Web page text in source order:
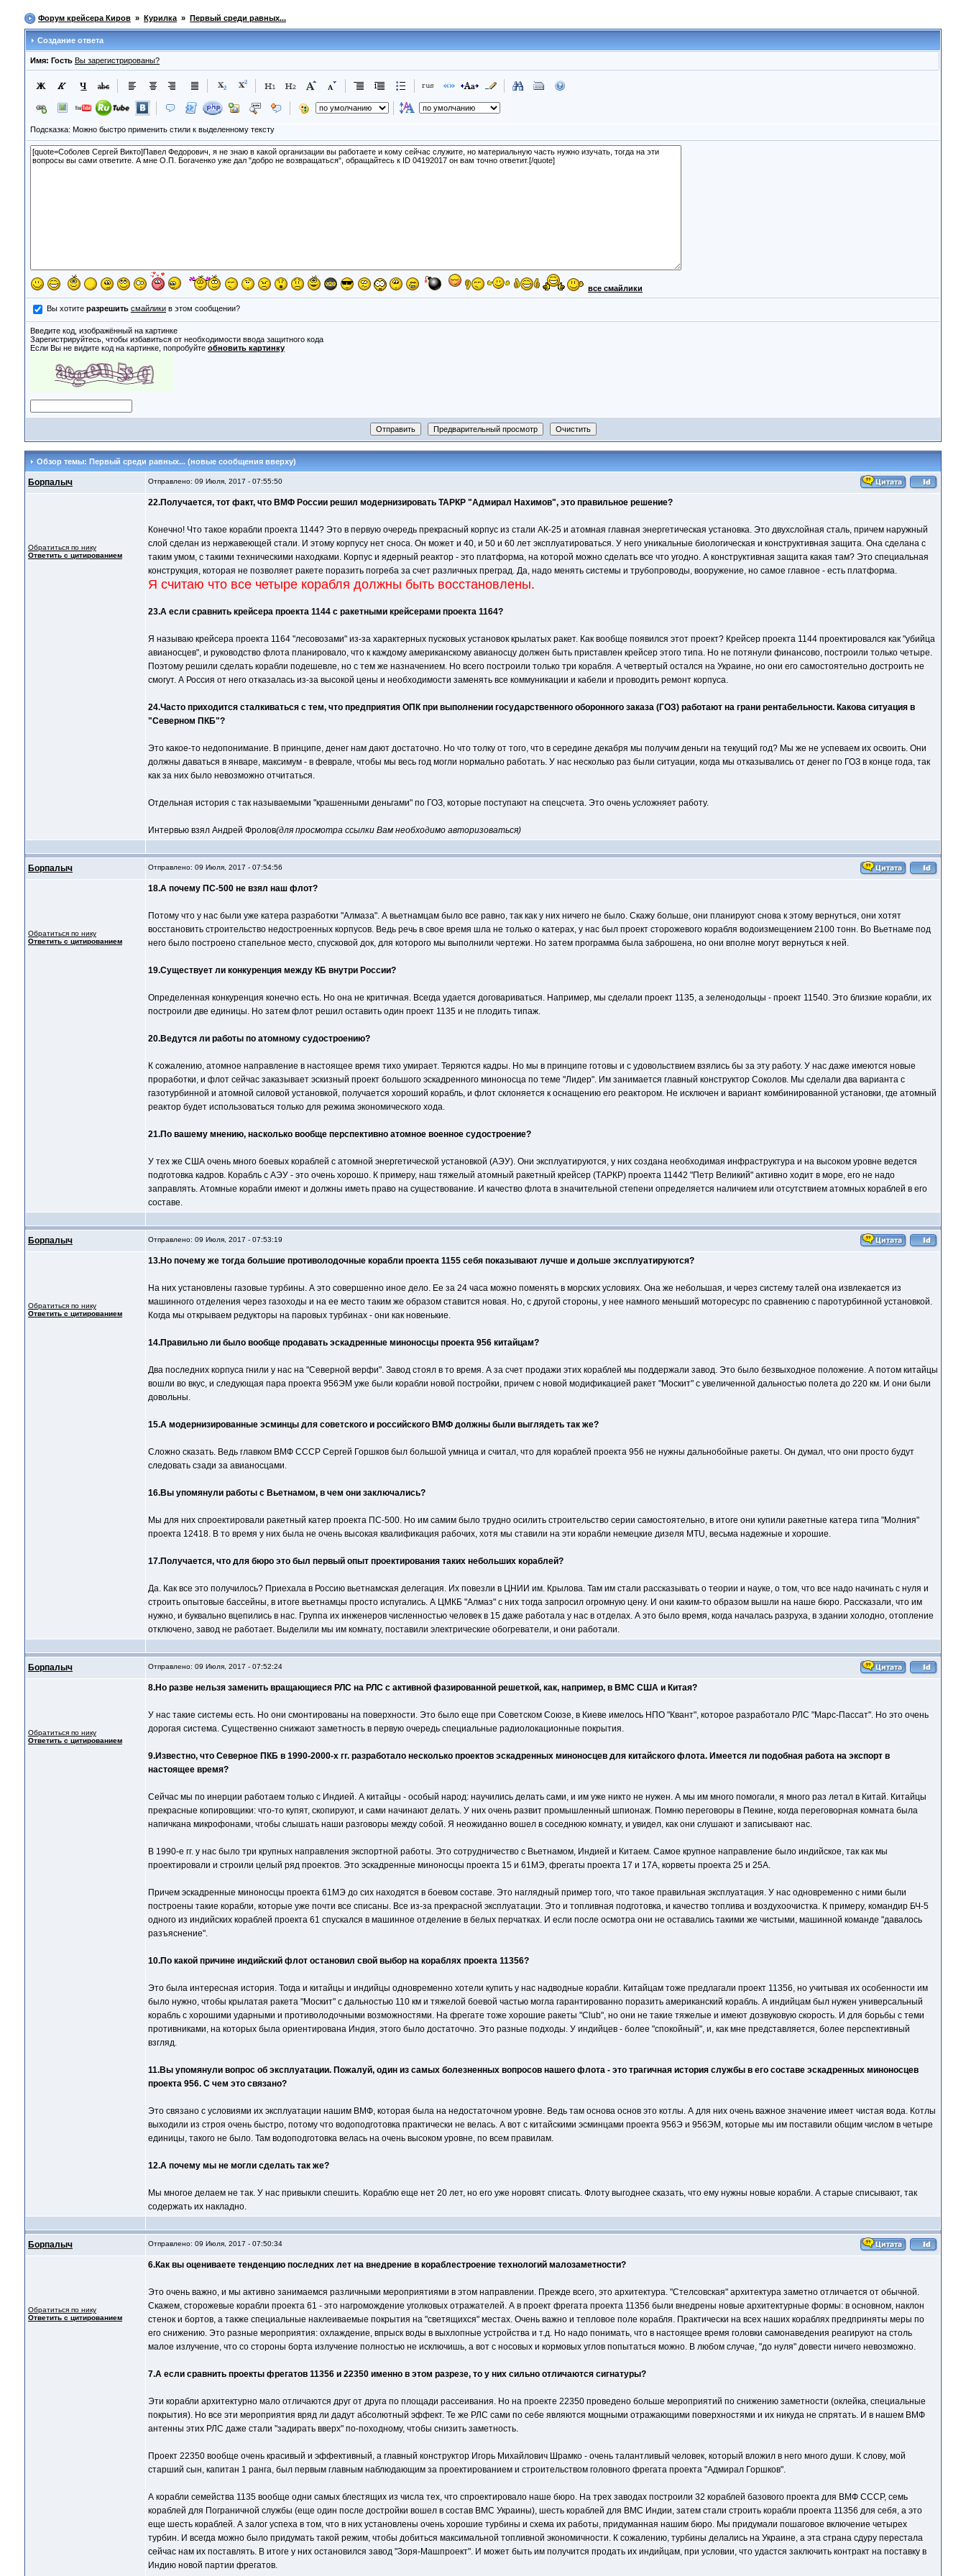
Форум крейсера Киров » Курилка » Первый среди равных...
Создание ответа
Имя: Гость Вы зарегистрированы?
Подсказка: Можно быстро применить стили к выделенному тексту
все смайлики
Вы хотите разрешить смайлики в этом сообщении?
Введите код, изображённый на картинке
Зарегистрируйтесь, чтобы избавиться от необходимости ввода защитного кода
Если Вы не видите код на картинке, попробуйте обновить картинку
Обзор темы: Первый среди равных... (новые сообщения вверху)
Борпалыч Отправлено: 09 Июля, 2017 - 07:55:50
Обратиться по нику
Ответить с цитированием
22.Получается, тот факт, что ВМФ России решил модернизировать ТАРКР "Адмирал Нахимов", это правильное решение?
Конечно! Что такое корабли проекта 1144? Это в первую очередь прекрасный корпус из стали АК-25 и атомная главная энергетическая установка. Это двухслойная сталь, причем наружный
слой сделан из нержавеющей стали. И этому корпусу нет сноса. Он может и 40, и 50 и 60 лет эксплуатироваться. У него уникальные биологическая и конструктивная защита. Она сделана с
таким умом, с такими техническими находками. Корпус и ядерный реактор - это платформа, на которой можно сделать все что угодно. А конструктивная защита какая там? Это специальная
конструкция, которая не позволяет ракете поразить погреба за счет различных преград. Да, надо менять системы и трубопроводы, вооружение, но самое главное - есть платформа.
Я считаю что все четыре корабля должны быть восстановлены.
23.А если сравнить крейсера проекта 1144 с ракетными крейсерами проекта 1164?
Я называю крейсера проекта 1164 "лесовозами" из-за характерных пусковых установок крылатых ракет. Как вообще появился этот проект? Крейсер проекта 1144 проектировался как "убийца
авианосцев", и руководство флота планировало, что к каждому американскому авианосцу должен быть приставлен крейсер этого типа. Но не потянули финансово, построили только четыре.
Поэтому решили сделать корабли подешевле, но с тем же назначением. Но всего построили только три корабля. А четвертый остался на Украине, но они его самостоятельно достроить не
смогут. А Россия от него отказалась из-за высокой цены и необходимости заменять все коммуникации и кабели и проводить ремонт корпуса.
24.Часто приходится сталкиваться с тем, что предприятия ОПК при выполнении государственного оборонного заказа (ГОЗ) работают на грани рентабельности. Какова ситуация в
"Северном ПКБ"?
Это какое-то недопонимание. В принципе, денег нам дают достаточно. Но что толку от того, что в середине декабря мы получим деньги на текущий год? Мы же не успеваем их освоить. Они
должны даваться в январе, максимум - в феврале, чтобы мы весь год могли нормально работать. У нас несколько раз были ситуации, когда мы отказывались от денег по ГОЗ в конце года, так
как за них было невозможно отчитаться.
Отдельная история с так называемыми "крашенными деньгами" по ГОЗ, которые поступают на спецсчета. Это очень усложняет работу.
Интервью взял Андрей Фролов(для просмотра ссылки Вам необходимо авторизоваться)
Борпалыч Отправлено: 09 Июля, 2017 - 07:54:56
Обратиться по нику
Ответить с цитированием
18.А почему ПС-500 не взял наш флот?
Потому что у нас были уже катера разработки "Алмаза". А вьетнамцам было все равно, так как у них ничего не было. Скажу больше, они планируют снова к этому вернуться, они хотят
восстановить строительство недостроенных корпусов. Ведь речь в свое время шла не только о катерах, у нас был проект сторожевого корабля водоизмещением 2100 тонн. Во Вьетнаме под
него было построено стапельное место, спусковой док, для которого мы выполнили чертежи. Но затем программа была заброшена, но они вполне могут вернуться к ней.
19.Существует ли конкуренция между КБ внутри России?
Определенная конкуренция конечно есть. Но она не критичная. Всегда удается договариваться. Например, мы сделали проект 1135, а зеленодольцы - проект 11540. Это близкие корабли, их
построили две единицы. Но затем флот решил оставить один проект 1135 и не плодить типаж.
20.Ведутся ли работы по атомному судостроению?
К сожалению, атомное направление в настоящее время тихо умирает. Теряются кадры. Но мы в принципе готовы и с удовольствием взялись бы за эту работу. У нас даже имеются новые
проработки, и флот сейчас заказывает эскизный проект большого эскадренного миноносца по теме "Лидер". Им занимается главный конструктор Соколов. Мы сделали два варианта с
газотурбинной и атомной силовой установкой, получается хороший корабль, и флот склоняется к оснащению его реактором. Не исключен и вариант комбинированной установки, где атомный
реактор будет использоваться только для режима экономического хода.
21.По вашему мнению, насколько вообще перспективно атомное военное судостроение?
У тех же США очень много боевых кораблей с атомной энергетической установкой (АЭУ). Они эксплуатируются, у них создана необходимая инфраструктура и на высоком уровне ведется
подготовка кадров. Корабль с АЭУ - это очень хорошо. К примеру, наш тяжелый атомный ракетный крейсер (ТАРКР) проекта 11442 "Петр Великий" активно ходит в море, его не надо
заправлять. Атомные корабли имеют и должны иметь право на существование. И качество флота в значительной степени определяется наличием или отсутствием атомных кораблей в его
составе.
Борпалыч Отправлено: 09 Июля, 2017 - 07:53:19
Обратиться по нику
Ответить с цитированием
13.Но почему же тогда большие противолодочные корабли проекта 1155 себя показывают лучше и дольше эксплуатируются?
На них установлены газовые турбины. А это совершенно иное дело. Ее за 24 часа можно поменять в морских условиях. Она же небольшая, и через систему талей она извлекается из
машинного отделения через газоходы и на ее место таким же образом ставится новая. Но, с другой стороны, у нее намного меньший моторесурс по сравнению с паротурбинной установкой.
Когда мы открываем редукторы на паровых турбинах - они как новенькие.
14.Правильно ли было вообще продавать эскадренные миноносцы проекта 956 китайцам?
Два последних корпуса гнили у нас на "Северной верфи". Завод стоял в то время. А за счет продажи этих кораблей мы поддержали завод. Это было безвыходное положение. А потом китайцы
вошли во вкус, и следующая пара проекта 956ЭМ уже были корабли новой постройки, причем с новой модификацией ракет "Москит" с увеличенной дальностью полета до 220 км. И они были
довольны.
15.А модернизированные эсминцы для советского и российского ВМФ должны были выглядеть так же?
Сложно сказать. Ведь главком ВМФ СССР Сергей Горшков был большой умница и считал, что для кораблей проекта 956 не нужны дальнобойные ракеты. Он думал, что они просто будут
следовать сзади за авианосцами.
16.Вы упомянули работы с Вьетнамом, в чем они заключались?
Мы для них спроектировали ракетный катер проекта ПС-500. Но им самим было трудно осилить строительство серии самостоятельно, в итоге они купили ракетные катера типа "Молния"
проекта 12418. В то время у них была не очень высокая квалификация рабочих, хотя мы ставили на эти корабли немецкие дизеля MTU, весьма надежные и хорошие.
17.Получается, что для бюро это был первый опыт проектирования таких небольших кораблей?
Да. Как все это получилось? Приехала в Россию вьетнамская делегация. Их повезли в ЦНИИ им. Крылова. Там им стали рассказывать о теории и науке, о том, что все надо начинать с нуля и
строить опытовые бассейны, в итоге вьетнамцы просто испугались. А ЦМКБ "Алмаз" с них тогда запросил огромную цену. И они каким-то образом вышли на наше бюро. Рассказали, что им
нужно, и буквально вцепились в нас. Группа их инженеров численностью человек в 15 даже работала у нас в отделах. А это было время, когда началась разруха, в здании холодно, отопление
отключено, завод не работает. Выделили мы им комнату, поставили электрические обогреватели, и они работали.
Борпалыч Отправлено: 09 Июля, 2017 - 07:52:24
Обратиться по нику
Ответить с цитированием
8.Но разве нельзя заменить вращающиеся РЛС на РЛС с активной фазированной решеткой, как, например, в ВМС США и Китая?
У нас такие системы есть. Но они смонтированы на поверхности. Это было еще при Советском Союзе, в Киеве имелось НПО "Квант", которое разработало РЛС "Марс-Пассат". Но это очень
дорогая система. Существенно снижают заметность в первую очередь специальные радиолокационные покрытия.
9.Известно, что Северное ПКБ в 1990-2000-х гг. разработало несколько проектов эскадренных миноносцев для китайского флота. Имеется ли подобная работа на экспорт в
настоящее время?
Сейчас мы по инерции работаем только с Индией. А китайцы - особый народ: научились делать сами, и им уже никто не нужен. А мы им много помогали, я много раз летал в Китай. Китайцы
прекрасные копировщики: что-то купят, скопируют, и сами начинают делать. У них очень развит промышленный шпионаж. Помню переговоры в Пекине, когда переговорная комната была
напичкана микрофонами, чтобы слышать наши разговоры между собой. Я неожиданно вошел в соседнюю комнату, и увидел, как они слушают и записывают нас.
В 1990-е гг. у нас было три крупных направления экспортной работы. Это сотрудничество с Вьетнамом, Индией и Китаем. Самое крупное направление было индийское, так как мы
проектировали и строили целый ряд проектов. Это эскадренные миноносцы проекта 15 и 61МЭ, фрегаты проекта 17 и 17А, корветы проекта 25 и 25А.
Причем эскадренные миноносцы проекта 61МЭ до сих находятся в боевом составе. Это наглядный пример того, что такое правильная эксплуатация. У нас одновременно с ними были
построены такие корабли, которые уже почти все списаны. Все из-за прекрасной эксплуатации. Это и топливная подготовка, и качество топлива и воздухоочистка. К примеру, командир БЧ-5
одного из индийских кораблей проекта 61 спускался в машинное отделение в белых перчатках. И если после осмотра они не оставались такими же чистыми, машинной команде "давалось
разъяснение".
10.По какой причине индийский флот остановил свой выбор на кораблях проекта 11356?
Это была интересная история. Тогда и китайцы и индийцы одновременно хотели купить у нас надводные корабли. Китайцам тоже предлагали проект 11356, но учитывая их особенности им
было нужно, чтобы крылатая ракета "Москит" с дальностью 110 км и тяжелой боевой частью могла гарантированно поразить американский корабль. А индийцам был нужен универсальный
корабль с хорошими ударными и противолодочными возможностями. На фрегате тоже хорошие ракеты "Club", но они не такие тяжелые и имеют дозвуковую скорость. И для борьбы с теми
противниками, на которых была ориентирована Индия, этого было достаточно. Это разные подходы. У индийцев - более "спокойный", и, как мне представляется, более перспективный
взгляд.
11.Вы упомянули вопрос об эксплуатации. Пожалуй, один из самых болезненных вопросов нашего флота - это трагичная история службы в его составе эскадренных миноносцев
проекта 956. С чем это связано?
Это связано с условиями их эксплуатации нашим ВМФ, которая была на недостаточном уровне. Ведь там основа основ это котлы. А для них очень важное значение имеет чистая вода. Котлы
выходили из строя очень быстро, потому что водоподготовка практически не велась. А вот с китайскими эсминцами проекта 956Э и 956ЭМ, которые мы им поставили общим числом в четыре
единицы, такого не было. Там водоподготовка велась на очень высоком уровне, по всем правилам.
12.А почему мы не могли сделать так же?
Мы многое делаем не так. У нас привыкли спешить. Кораблю еще нет 20 лет, но его уже норовят списать. Флоту выгоднее сказать, что ему нужны новые корабли. А старые списывают, так
содержать их накладно.
Борпалыч Отправлено: 09 Июля, 2017 - 07:50:34
Обратиться по нику
Ответить с цитированием
6.Как вы оцениваете тенденцию последних лет на внедрение в кораблестроение технологий малозаметности?
Это очень важно, и мы активно занимаемся различными мероприятиями в этом направлении. Прежде всего, это архитектура. "Стелсовская" архитектура заметно отличается от обычной.
Скажем, сторожевые корабли проекта 61 - это нагромождение уголковых отражателей. А в проект фрегата проекта 11356 были внедрены новые архитектурные формы: в основном, наклон
стенок и бортов, а также специальные наклеиваемые покрытия на "светящихся" местах. Очень важно и тепловое поле корабля. Практически на всех наших кораблях предприняты меры по
его снижению. Это разные мероприятия: охлаждение, впрыск воды в выхлопные устройства и т.д. Но надо понимать, что в настоящее время головки самонаведения реагируют на столь
малое излучение, что со стороны борта излучение полностью не исключишь, а вот с носовых и кормовых углов попытаться можно. В любом случае, "до нуля" довести ничего невозможно.
7.А если сравнить проекты фрегатов 11356 и 22350 именно в этом разрезе, то у них сильно отличаются сигнатуры?
Эти корабли архитектурно мало отличаются друг от друга по площади рассеивания. Но на проекте 22350 проведено больше мероприятий по снижению заметности (оклейка, специальные
покрытия). Но все эти мероприятия вряд ли дадут абсолютный эффект. Те же РЛС сами по себе являются мощными отражающими поверхностями и их никуда не спрятать. И в нашем ВМФ
антенны этих РЛС даже стали "задирать вверх" по-походному, чтобы снизить заметность.
Проект 22350 вообще очень красивый и эффективный, а главный конструктор Игорь Михайлович Шрамко - очень талантливый человек, который вложил в него много души. К слову, мой
старший сын, капитан 1 ранга, был первым главным наблюдающим за проектированием и строительством головного фрегата проекта "Адмирал Горшков".
А корабли семейства 1135 вообще одни самых блестящих из числа тех, что спроектировало наше бюро. На трех заводах построили 32 кораблей базового проекта для ВМФ СССР, семь
кораблей для Пограничной службы (еще один после достройки вошел в состав ВМС Украины), шесть кораблей для ВМС Индии, затем стали строить корабли проекта 11356 для себя, а это
еще шесть кораблей. А залог успеха в том, что в них установлены очень хорошие турбины и схема их работы, придуманная нашим бюро. Мы придумали пошаговое включение четырех
турбин. И всегда можно было придумать такой режим, чтобы добиться максимальной топливной экономичности. К сожалению, турбины делались на Украине, а эта страна сдуру перестала
сейчас нам их поставлять. В итоге у них остановился завод "Зоря-Машпроект". И может быть им получится продать их индийцам, при условии, что удастся заключить контракт на поставку в
Индию новой партии фрегатов.